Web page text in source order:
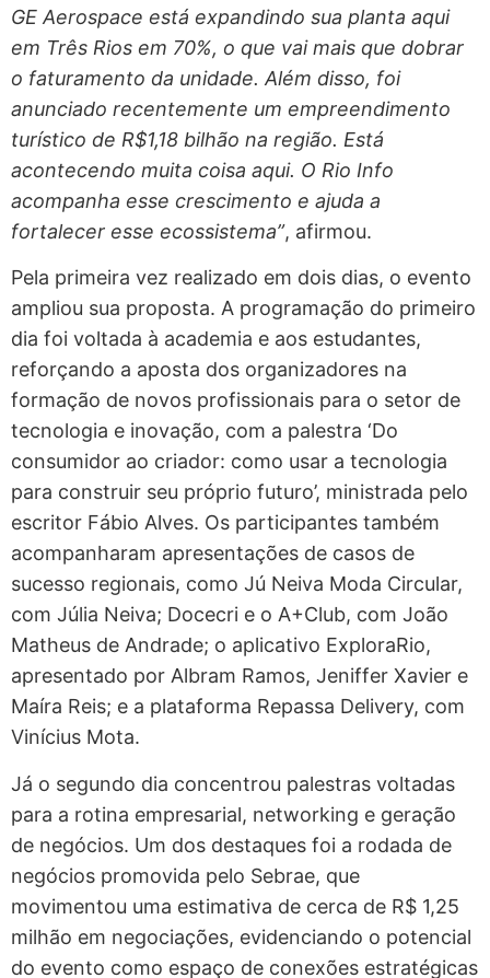
GE Aerospace está expandindo sua planta aqui
em Três Rios em 70%, o que vai mais que dobrar
o faturamento da unidade. Além disso, foi
anunciado recentemente um empreendimento
turístico de R$1,18 bilhão na região. Está
acontecendo muita coisa aqui. O Rio Info
acompanha esse crescimento e ajuda a
fortalecer esse ecossistema”, afirmou.
Pela primeira vez realizado em dois dias, o evento
ampliou sua proposta. A programação do primeiro
dia foi voltada à academia e aos estudantes,
reforçando a aposta dos organizadores na
formação de novos profissionais para o setor de
tecnologia e inovação, com a palestra ‘Do
consumidor ao criador: como usar a tecnologia
para construir seu próprio futuro’, ministrada pelo
escritor Fábio Alves. Os participantes também
acompanharam apresentações de casos de
sucesso regionais, como Jú Neiva Moda Circular,
com Júlia Neiva; Docecri e o A+Club, com João
Matheus de Andrade; o aplicativo ExploraRio,
apresentado por Albram Ramos, Jeniffer Xavier e
Maíra Reis; e a plataforma Repassa Delivery, com
Vinícius Mota.
Já o segundo dia concentrou palestras voltadas
para a rotina empresarial, networking e geração
de negócios. Um dos destaques foi a rodada de
negócios promovida pelo Sebrae, que
movimentou uma estimativa de cerca de R$ 1,25
milhão em negociações, evidenciando o potencial
do evento como espaço de conexões estratégicas